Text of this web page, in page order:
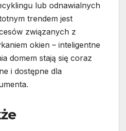
lub odnawialnych
trendem jest
związanych z
okien – inteligentne
domem stają się coraz
i dostępne dla